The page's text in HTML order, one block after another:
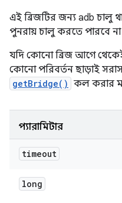
এই ব্রিজটির জন্য adb চালু
পুনরায় চালু করতে পারবে
যদি কোনো ব্রিজ আগে
কোনো পরিবর্তন ছাড়াই
getBridge() কল করার
প্যারামিটার
timeout
long